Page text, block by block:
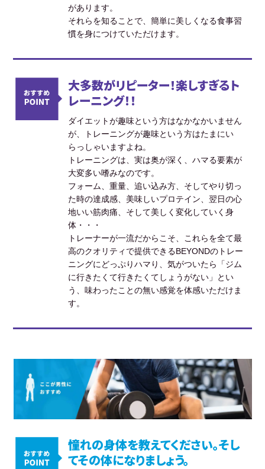
があります。
それらを知ることで、簡単に美しくなる食事習
慣を身につけていただけます。
大多数がリピーター！楽しすぎるト
レーニング！！
ダイエットが趣味という方はなかなかいません
が、トレーニングが趣味という方はたまにい
らっしゃいますよね。
トレーニングは、実は奥が深く、ハマる要素が
大変多い嗜みなのです。
フォーム、重量、追い込み方、そしてやり切っ
た時の達成感、美味しいプロテイン、翌日の心
地いい筋肉痛、そして美しく変化していく身
体・・・
トレーナーが一流だからこそ、これらを全て最
高のクオリティで提供できるBEYONDのトレー
ニングにどっぷりハマり、気がついたら「ジム
に行きたくて行きたくてしょうがない」とい
う、味わったことの無い感覚を体感いただけま
す。
憧れの身体を教えてください。そし
てその体になりましょう。